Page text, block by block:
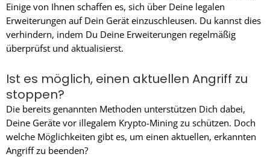
Einige von Ihnen schaffen es, sich über Deine legalen
Erweiterungen auf Dein Gerät einzuschleusen. Du kannst dies
verhindern, indem Du Deine Erweiterungen regelmäßig
überprüfst und aktualisierst.
Ist es möglich, einen aktuellen Angriff zu
stoppen?
Die bereits genannten Methoden unterstützen Dich dabei,
Deine Geräte vor illegalem Krypto-Mining zu schützen. Doch
welche Möglichkeiten gibt es, um einen aktuellen, erkannten
Angriff zu beenden?